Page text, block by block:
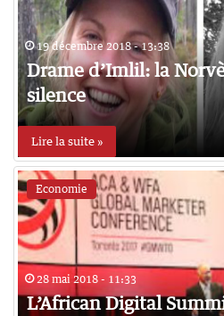
19 décembre 2018 - 13:38
Drame d’Imlil: la
silence
Lire la suite »
Economie
28 mai 2018 - 11:33
L’African Digital